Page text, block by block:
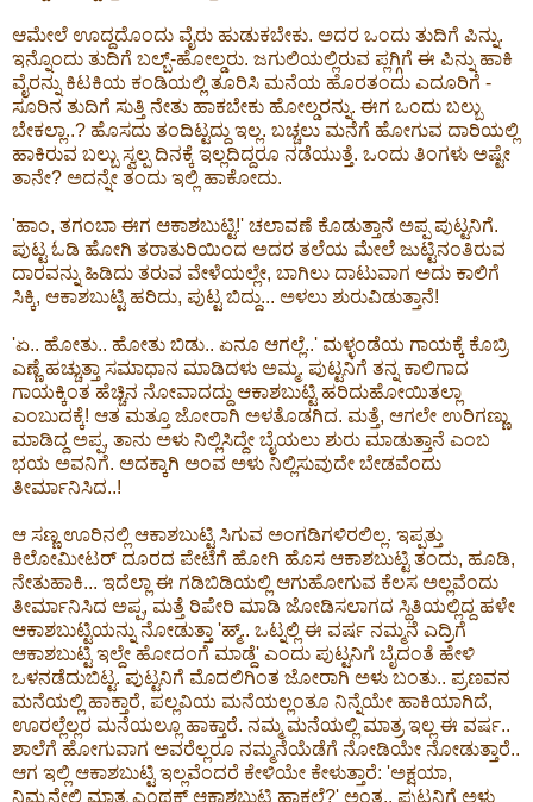
ಆಮೇಲೆ ಊದ್ದದೊಂದು ವೈರು ಹುಡುಕಬೇಕು. ಅದರ ಒಂದು ತುದಿಗೆ ಪಿನ್ನು.
ಇನ್ನೊಂದು ತುದಿಗೆ ಬಲ್ಬ್-ಹೋಲ್ಡರು. ಜಗುಲಿಯಲ್ಲಿರುವ ಪ್ಲಗ್ಗಿಗೆ ಈ ಪಿನ್ನು ಹಾಕಿ
ವೈರನ್ನು ಕಿಟಕಿಯ ಕಂಡಿಯಲ್ಲಿ ತೂರಿಸಿ ಮನೆಯ ಹೊರತಂದು ಎದೂರಿಗೆ -
ಸೂರಿನ ತುದಿಗೆ ಸುತ್ತಿ ನೇತು ಹಾಕಬೇಕು ಹೋಲ್ಡರನ್ನು. ಈಗ ಒಂದು ಬಲ್ಬು
ಬೇಕಲ್ಲಾ..? ಹೊಸದು ತಂದಿಟ್ಟದ್ದು ಇಲ್ಲ. ಬಚ್ಚಲು ಮನೆಗೆ ಹೋಗುವ ದಾರಿಯಲ್ಲಿ
ಹಾಕಿರುವ ಬಲ್ಬು ಸ್ವಲ್ಪ ದಿನಕ್ಕೆ ಇಲ್ಲದಿದ್ದರೂ ನಡೆಯುತ್ತೆ. ಒಂದು ತಿಂಗಳು ಅಷ್ಟೇ
ತಾನೇ? ಅದನ್ನೇ ತಂದು ಇಲ್ಲಿ ಹಾಕೋದು.
'ಹಾಂ, ತಗಂಬಾ ಈಗ ಆಕಾಶಬುಟ್ಟಿ!' ಚಲಾವಣೆ ಕೊಡುತ್ತಾನೆ ಅಪ್ಪ ಪುಟ್ಟನಿಗೆ.
ಪುಟ್ಟ ಓಡಿ ಹೋಗಿ ತರಾತುರಿಯಿಂದ ಅದರ ತಲೆಯ ಮೇಲೆ ಜುಟ್ಟಿನಂತಿರುವ
ದಾರವನ್ನು ಹಿಡಿದು ತರುವ ವೇಳೆಯಲ್ಲೇ, ಬಾಗಿಲು ದಾಟುವಾಗ ಅದು ಕಾಲಿಗೆ
ಸಿಕ್ಕಿ, ಆಕಾಶಬುಟ್ಟಿ ಹರಿದು, ಪುಟ್ಟ ಬಿದ್ದು... ಅಳಲು ಶುರುವಿಡುತ್ತಾನೆ!
'ಏ.. ಹೋತು.. ಹೋತು ಬಿಡು.. ಏನೂ ಆಗಲ್ಲೆ..' ಮಳ್ಳಂಡೆಯ ಗಾಯಕ್ಕೆ ಕೊಬ್ರಿ
ಎಣ್ಣೆ ಹಚ್ಚುತ್ತಾ ಸಮಾಧಾನ ಮಾಡಿದಳು ಅಮ್ಮ. ಪುಟ್ಟನಿಗೆ ತನ್ನ ಕಾಲಿಗಾದ
ಗಾಯಕ್ಕಿಂತ ಹೆಚ್ಚಿನ ನೋವಾದದ್ದು ಆಕಾಶಬುಟ್ಟಿ ಹರಿದುಹೋಯಿತಲ್ಲಾ
ಎಂಬುದಕ್ಕೆ! ಆತ ಮತ್ತೂ ಜೋರಾಗಿ ಅಳತೊಡಗಿದ. ಮತ್ತೆ, ಆಗಲೇ ಉರಿಗಣ್ಣು
ಮಾಡಿದ್ದ ಅಪ್ಪ, ತಾನು ಅಳು ನಿಲ್ಲಿಸಿದ್ದೇ ಬೈಯಲು ಶುರು ಮಾಡುತ್ತಾನೆ ಎಂಬ
ಭಯ ಅವನಿಗೆ. ಅದಕ್ಕಾಗಿ ಅಂವ ಅಳು ನಿಲ್ಲಿಸುವುದೇ ಬೇಡವೆಂದು
ತೀರ್ಮಾನಿಸಿದ..!
ಆ ಸಣ್ಣ ಊರಿನಲ್ಲಿ ಆಕಾಶಬುಟ್ಟಿ ಸಿಗುವ ಅಂಗಡಿಗಳಿರಲಿಲ್ಲ. ಇಪ್ಪತ್ತು
ಕಿಲೋಮೀಟರ್ ದೂರದ ಪೇಟೆಗೆ ಹೋಗಿ ಹೊಸ ಆಕಾಶಬುಟ್ಟಿ ತಂದು, ಹೂಡಿ,
ನೇತುಹಾಕಿ... ಇದೆಲ್ಲಾ ಈ ಗಡಿಬಿಡಿಯಲ್ಲಿ ಆಗುಹೋಗುವ ಕೆಲಸ ಅಲ್ಲವೆಂದು
ತೀರ್ಮಾನಿಸಿದ ಅಪ್ಪ, ಮತ್ತೆ ರಿಪೇರಿ ಮಾಡಿ ಜೋಡಿಸಲಾಗದ ಸ್ಥಿತಿಯಲ್ಲಿದ್ದ ಹಳೇ
ಆಕಾಶಬುಟ್ಟಿಯನ್ನು ನೋಡುತ್ತಾ 'ಹ್ಮ್.. ಒಟ್ನಲ್ಲಿ ಈ ವರ್ಷ ನಮ್ಮನೆ ಎದ್ರಿಗೆ
ಆಕಾಶಬುಟ್ಟಿ ಇಲ್ದೇ ಹೋದಂಗೆ ಮಾಡ್ದೆ' ಎಂದು ಪುಟ್ಟನಿಗೆ ಬೈದಂತೆ ಹೇಳಿ
ಒಳನಡೆದುಬಿಟ್ಟ. ಪುಟ್ಟನಿಗೆ ಮೊದಲಿಗಿಂತ ಜೋರಾಗಿ ಅಳು ಬಂತು.. ಪ್ರಣವನ
ಮನೆಯಲ್ಲಿ ಹಾಕ್ತಾರೆ, ಪಲ್ಲವಿಯ ಮನೆಯಲ್ಲಂತೂ ನಿನ್ನೆಯೇ ಹಾಕಿಯಾಗಿದೆ,
ಊರಲ್ಲೆಲ್ಲರ ಮನೆಯಲ್ಲೂ ಹಾಕ್ತಾರೆ. ನಮ್ಮ ಮನೆಯಲ್ಲಿ ಮಾತ್ರ ಇಲ್ಲ ಈ ವರ್ಷ..
ಶಾಲೆಗೆ ಹೋಗುವಾಗ ಅವರೆಲ್ಲರೂ ನಮ್ಮನೆಯೆಡೆಗೆ ನೋಡಿಯೇ ನೋಡುತ್ತಾರೆ..
ಆಗ ಇಲ್ಲಿ ಆಕಾಶಬುಟ್ಟಿ ಇಲ್ಲವೆಂದರೆ ಕೇಳಿಯೇ ಕೇಳುತ್ತಾರೆ: 'ಅಕ್ಷಯಾ,
ನಿಮ್ಮನೇಲಿ ಮಾತ್ರ ಎಂಥಕ್ ಆಕಾಶಬುಟ್ಟಿ ಹಾಕಲ್ಲೆ?' ಅಂತ.. ಪುಟ್ಟನಿಗೆ ಅಳು